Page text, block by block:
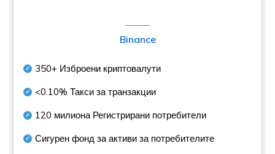
Binance
350+ Изброени криптовалути
<0.10% Такси за транзакции
120 милионаРегистрирани потребители
Сигурен фонд за активи за потребителите